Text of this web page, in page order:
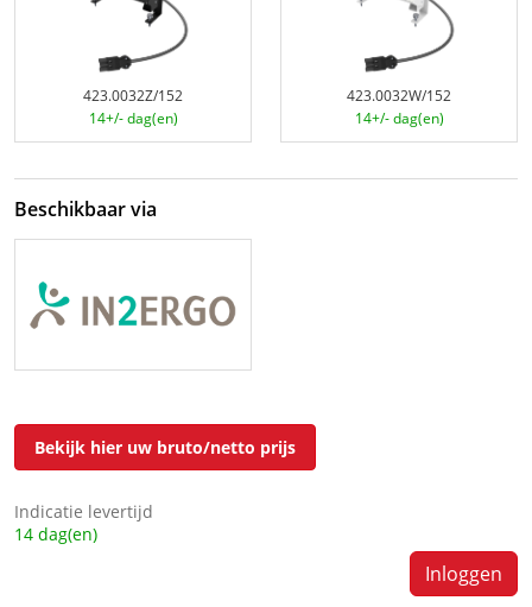
Bekijk hier uw bruto/netto prijs
Indicatie levertijd
14 dag(en)
Inloggen
423.0032Z/152
14+/- dag(en)
423.0032W/152
14+/- dag(en)
Beschikbaar via